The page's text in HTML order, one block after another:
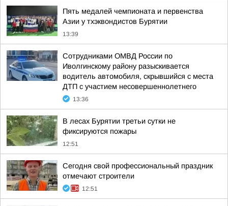
Пять медалей чемпионата и первенства
Азии у тхэквондистов Бурятии
13:39
Сотрудниками ОМВД России по
Иволгинскому району разыскивается
водитель автомобиля, скрывшийся с места
ДТП с участием несовершеннолетнего
13:36
В лесах Бурятии третьи сутки не
фиксируются пожары
12:51
Сегодня свой профессиональный праздник
отмечают строители
12:51